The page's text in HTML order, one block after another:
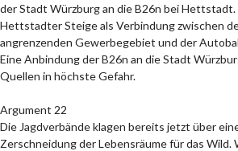
der Stadt Würzburg an die B26n bei
Hettstadter Steige als Verbindung zwischen
angrenzenden Gewerbegebiet und der
Eine Anbindung der B26n an die Stadt
Quellen in höchste Gefahr.
Argument 22
Die Jagdverbände klagen bereits jetzt über
Zerschneidung der Lebensräume für das Wild.